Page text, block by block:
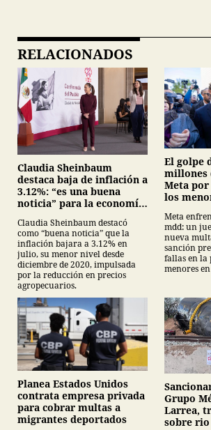
RELACIONADOS
Claudia Sheinbaum
destaca baja de inflación a
3.12%: “es una buena
noticia” para la economía
Claudia Sheinbaum destacó
como “buena noticia” que la
inflación bajara a 3.12% en
julio, su menor nivel desde
diciembre de 2020, impulsada
por la reducción en precios
agropecuarios.
El golpe
millones
Meta
los
Meta
mdd: un
nueva
sanción
fallas en la
menores
Planea Estados Unidos
contrata empresa privada
para cobrar multas a
migrantes deportados
Grupo
Larrea,
sobre rio